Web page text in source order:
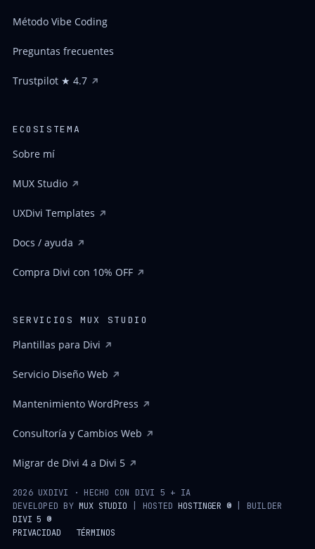
Método Vibe Coding
Preguntas frecuentes
Trustpilot ★ 4.7
ECOSISTEMA
Sobre mí
MUX Studio
UXDivi Templates
Docs / ayuda
Compra Divi con 10% OFF
SERVICIOS MUX STUDIO
Plantillas para Divi
Servicio Diseño Web
Mantenimiento WordPress
Consultoría y Cambios Web
Migrar de Divi 4 a Divi 5
2026 UXDIVI · HECHO CON DIVI 5 + IA
DEVELOPED BYMUX STUDIO | HOSTEDHOSTINGER ®| BUILDER
DIVI 5 ®
PRIVACIDAD
TÉRMINOS